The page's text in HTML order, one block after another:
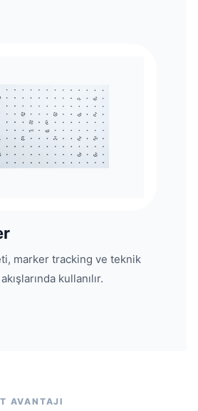
marker tracking ve teknik
kullanılır.
AVANTAJI